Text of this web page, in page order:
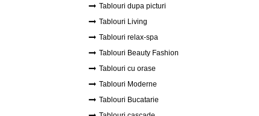
Tablouri dupa picturi
Tablouri Living
Tablouri relax-spa
Tablouri Beauty Fashion
Tablouri cu orase
Tablouri Moderne
Tablouri Bucatarie